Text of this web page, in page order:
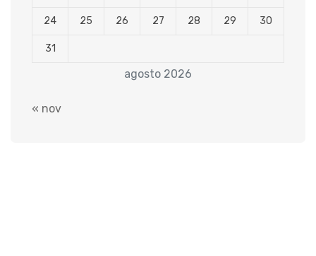
agosto 2026
24 25 26 27 28 29 30
31
« nov